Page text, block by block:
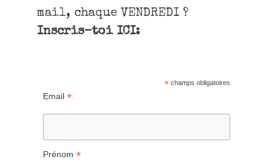
mail, chaque VENDREDI ?
Inscris-toi ICI:
* champs obligatoires
Email *
Prénom *